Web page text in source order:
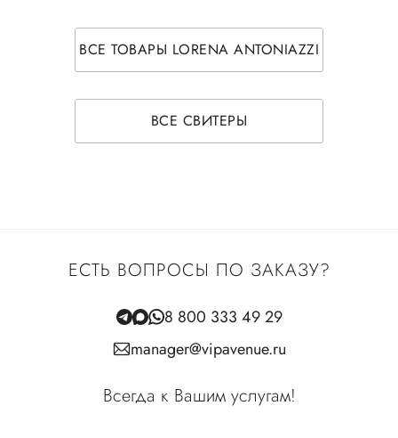
ВСЕ ТОВАРЫ LORENA ANTONIAZZI
ВСЕ СВИТЕРЫ
ЕСТЬ ВОПРОСЫ ПО ЗАКАЗУ?
8 800 333 49 29
manager@vipavenue.ru
Всегда к Вашим услугам!